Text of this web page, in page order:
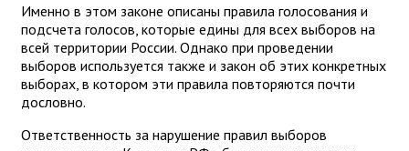
Именно в этом законе описаны правила голосования и
подсчета голосов, которые едины для всех выборов на
всей территории России. Однако при проведении
выборов используется также и закон об этих конкретных
выборах, в котором эти правила повторяются почти
дословно.
Ответственность за нарушение правил выборов